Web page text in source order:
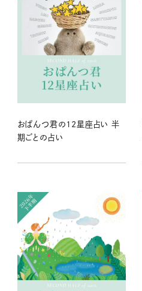
おぱんつ君の12星座占い 半
期ごとの占い